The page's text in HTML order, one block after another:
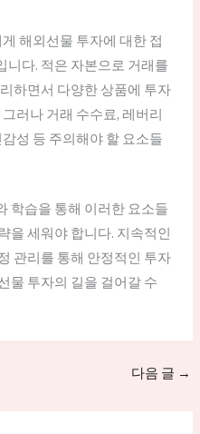
해외선물 투자에 대한 접
니다. 적은 자본으로 거래를
하면서 다양한 상품에 투자
러나 거래 수수료, 레버리
성 등 주의해야 할 요소들
학습을 통해 이러한 요소들
을 세워야 합니다. 지속적인
관리를 통해 안정적인 투자
물 투자의 길을 걸어갈 수
다음 글 →